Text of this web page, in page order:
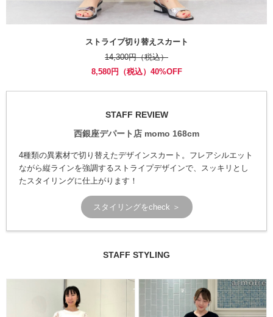
ストライプ切り替えスカート
14,300円（税込）
8,580円（税込）40%OFF
STAFF REVIEW
西銀座デパート店 momo 168cm
4種類の異素材で切り替えたデザインスカート。フレアシルエット
ながら縦ラインを強調するストライプデザインで、スッキリとし
たスタイリングに仕上がります！
スタイリングをcheck ＞
STAFF STYLING